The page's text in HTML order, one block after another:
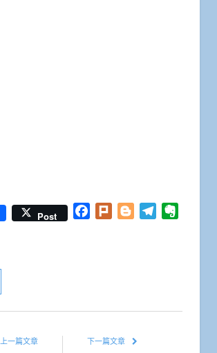
Post Facebook
Plurk BloggerTelegram
上一篇文章 下一篇文章